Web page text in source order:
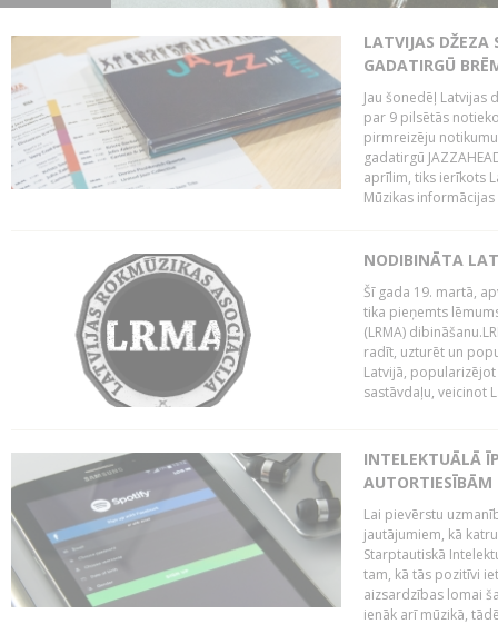
LATVIJAS DŽEZA
GADATIRGŪ
Jau šonedēļ Latvijas
par 9 pilsētās
pirmreizēju
gadatirgū
aprīlim, tiks ierīkots
Mūzikas informācijas
NODIBINĀTA
Šī gada 19. martā,
tika pieņemts
(LRMA)
radīt, uzturēt un
Latvijā,
sastāvdaļu, veicinot
INTELEKTUĀLĀ
Lai pievērstu
jautājumiem, kā
Starptautiskā
tam, kā tās pozitīvi
aizsardzības lomai
ienāk arī mūzikā,